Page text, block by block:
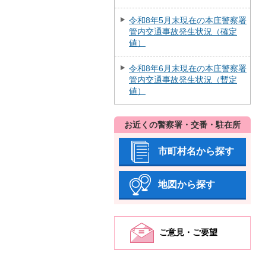
令和8年5月末現在の本庄警察署
管内交通事故発生状況（確定
値）
令和8年6月末現在の本庄警察署
管内交通事故発生状況（暫定
値）
お近くの警察署・交番・駐在所
市町村名から探す
地図から探す
ご意見・ご要望